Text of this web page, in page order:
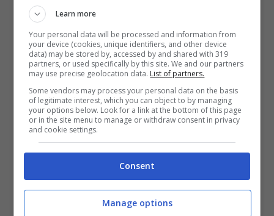
MintyPico, la mini console
occultata dentro una scatolina di
mentine perfettamente
funzionante
Learn more
Your personal data will be processed and information from
your device (cookies, unique identifiers, and other device
data) may be stored by, accessed by and shared with 319
partners, or used specifically by this site. We and our partners
may use precise geolocation data. List of partners.
Some vendors may process your personal data on the basis
of legitimate interest, which you can object to by managing
your options below. Look for a link at the bottom of this page
or in the site menu to manage or withdraw consent in privacy
and cookie settings.
Consent
Manage options